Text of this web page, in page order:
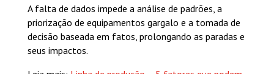
A falta de dados impede a análise de padrões, a
priorização de equipamentos gargalo e a tomada de
decisão baseada em fatos, prolongando as paradas e
seus impactos.